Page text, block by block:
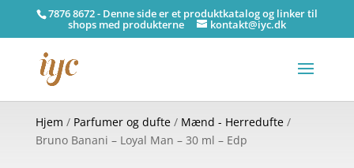
7876 8672 - Denne side er et produktkatalog og linker til
shops med produkterne kontakt@iyc.dk
Hjem / Parfumer og dufte/ Mænd - Herredufte/
Bruno Banani – Loyal Man – 30 ml – Edp